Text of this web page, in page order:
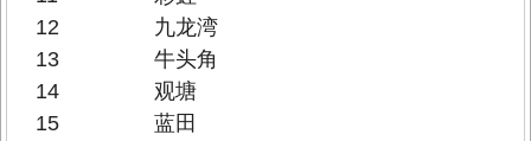
12
九龙湾
13
牛头角
14
观塘
15
蓝田